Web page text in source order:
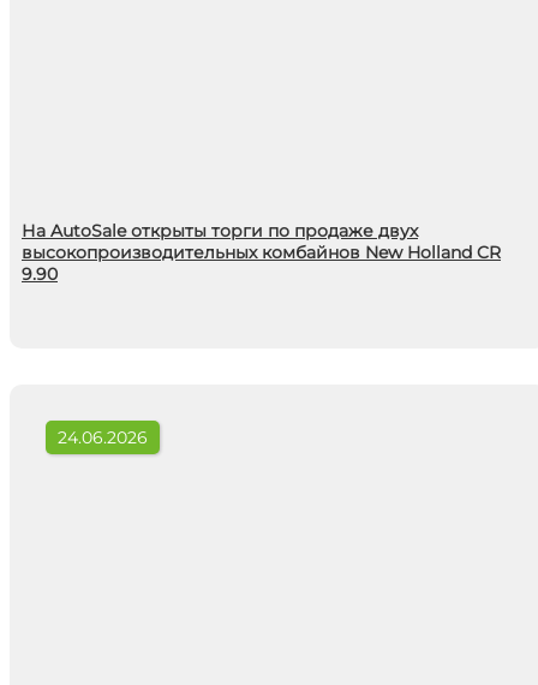
На AutoSale открыты торги по продаже двух
высокопроизводительных комбайнов New Holland CR
9.90
24.06.2026